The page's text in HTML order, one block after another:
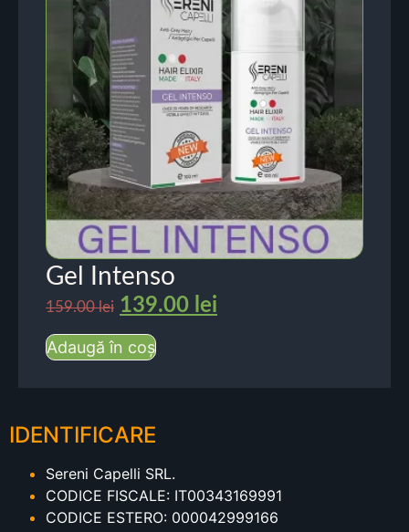
Gel Intenso
159.00lei 139.00 lei
Adaugă în coș
IDENTIFICARE
Sereni Capelli SRL.
CODICE FISCALE: IT00343169991
CODICE ESTERO: 000042999166